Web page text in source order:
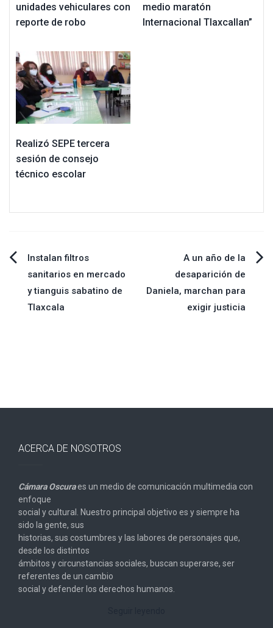
unidades vehiculares con
reporte de robo
medio maratón
Internacional Tlaxcallan”
Realizó SEPE tercera
sesión de consejo
técnico escolar
Navegación
de
Instalan filtros
sanitarios en mercado
y tianguis sabatino de
Tlaxcala
A un año de la
desaparición de
Daniela, marchan para
exigir justicia
ACERCA DE NOSOTROS
Cámara Oscuraes un medio de comunicación multimedia con
enfoque
social y cultural. Nuestro principal objetivo es y siempre ha
sido la gente, sus
historias, sus costumbres y las labores de personajes que,
desde los distintos
ámbitos y circunstancias sociales, buscan superarse, ser
referentes de un cambio
social y defender los derechos humanos.